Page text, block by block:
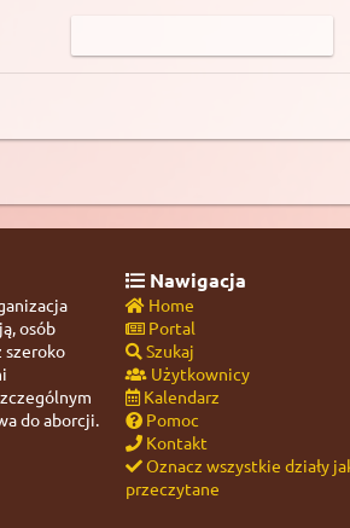
osób
szeroko
do aborcji.
Nawigacja
Home
Portal
Szukaj
Użytkownicy
Kalendarz
Pomoc
Kontakt
Oznacz wszystkie działy
przeczytane